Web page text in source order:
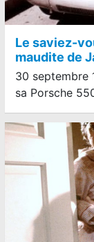
Le saviez-
maudite de
30 septembre
sa Porsche